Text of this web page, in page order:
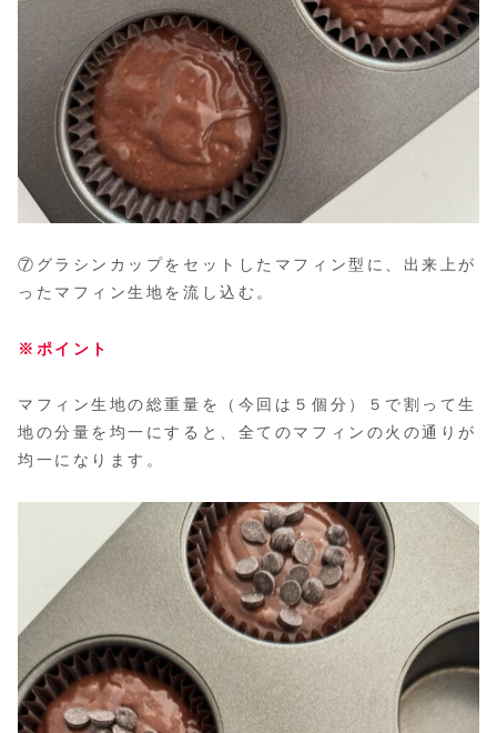
⑦グラシンカップをセットしたマフィン型に、出来上が
ったマフィン生地を流し込む。
※ポイント
マフィン生地の総重量を（今回は５個分）５で割って生
地の分量を均一にすると、全てのマフィンの火の通りが
均一になります。